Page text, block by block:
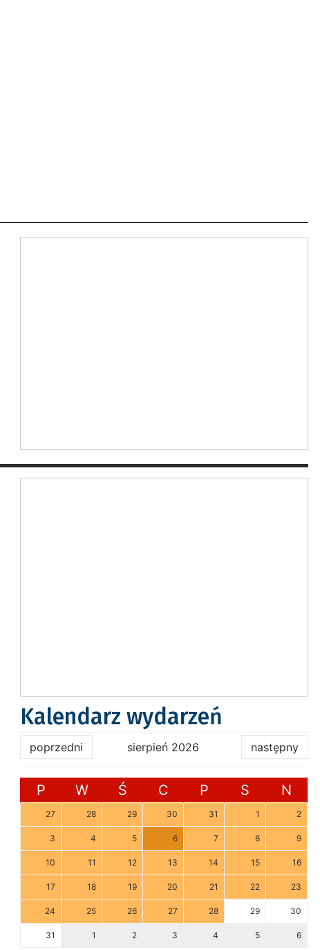
Kalendarz wydarzeń
poprzedni sierpień 2026 następny
P W Ś C P S N
27 28 29 30 31 1 2
3 4 5 6 7 8 9
10 11 12 13 14 15 16
17 18 19 20 21 22 23
24 25 26 27 28 29 30
31 1 2 3 4 5 6